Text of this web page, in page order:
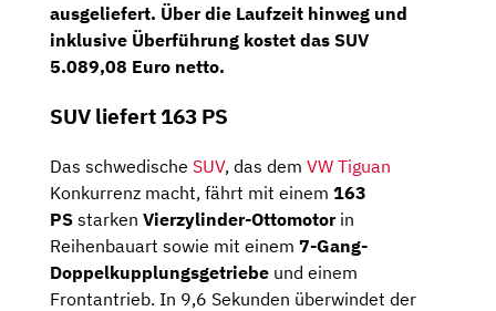
ausgeliefert. Über die Laufzeit hinweg und
inklusive Überführung kostet das SUV
5.089,08 Euro netto.
SUV liefert 163 PS
Das schwedische SUV, das dem VW Tiguan
Konkurrenz macht, fährt mit einem 163
PS starken Vierzylinder-Ottomotorin
Reihenbauart sowie mit einem 7-Gang-
Doppelkupplungsgetriebe und einem
Frontantrieb. In 9,6 Sekunden überwindet der